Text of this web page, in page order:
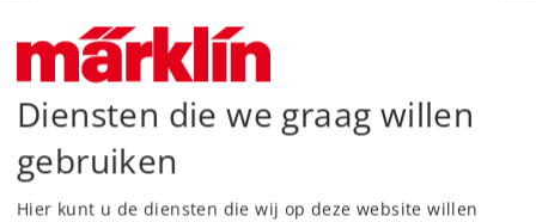
Dealer zoeken
Downloads
Diensten die we graag willen
gebruiken
Hier kunt u de diensten die wij op deze website willen